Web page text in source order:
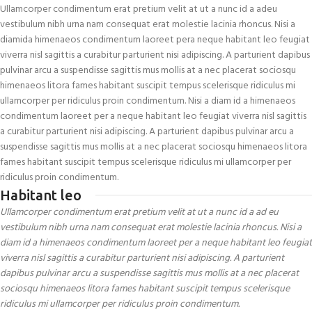
Ullamcorper condimentum erat pretium velit at ut a nunc id a adeu
vestibulum nibh urna nam consequat erat molestie lacinia rhoncus. Nisi a
diamida himenaeos condimentum laoreet pera neque habitant leo feugiat
viverra nisl sagittis a curabitur parturient nisi adipiscing. A parturient dapibus
pulvinar arcu a suspendisse sagittis mus mollis at a nec placerat sociosqu
himenaeos litora fames habitant suscipit tempus scelerisque ridiculus mi
ullamcorper per ridiculus proin condimentum. Nisi a diam id a himenaeos
condimentum laoreet per a neque habitant leo feugiat viverra nisl sagittis
a curabitur parturient nisi adipiscing. A parturient dapibus pulvinar arcu a
suspendisse sagittis mus mollis at a nec placerat sociosqu himenaeos litora
fames habitant suscipit tempus scelerisque ridiculus mi ullamcorper per
ridiculus proin condimentum.
Habitant leo
Ullamcorper condimentum erat pretium velit at ut a nunc id a ad eu
vestibulum nibh urna nam consequat erat molestie lacinia rhoncus. Nisi a
diam id a himenaeos condimentum laoreet per a neque habitant leo feugiat
viverra nisl sagittis a curabitur parturient nisi adipiscing. A parturient
dapibus pulvinar arcu a suspendisse sagittis mus mollis at a nec placerat
sociosqu himenaeos litora fames habitant suscipit tempus scelerisque
ridiculus mi ullamcorper per ridiculus proin condimentum.